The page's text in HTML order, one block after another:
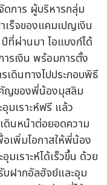
การ ผู้บริหารกลุ่ม
เร็จของแคมเปญเงิน
ที่ผ่านมา ไอแบงก์ได้
รเงิน พร้อมการตั้ง
เดินทางไปประกอบพิธี
คัญของพี่น้องมุสลิม
มเราะห์ฟรี แล้ว
ดินหน้าต่อยอดความ
เพิ่มโอกาสให้พี่น้อง
มเราะห์ได้เร็วขึ้น ด้วย
ฝากอัลฮัจย์และอุม